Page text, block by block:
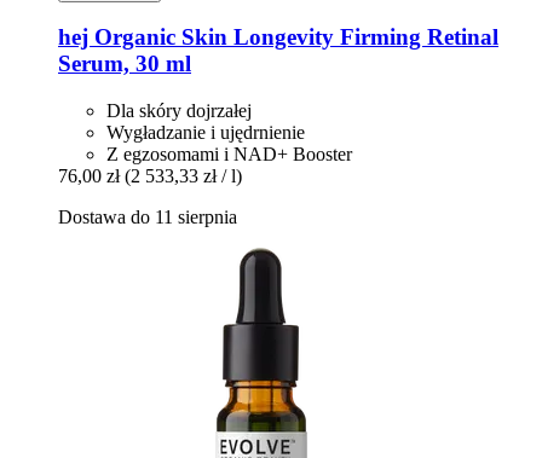
hej Organic Skin Longevity Firming Retinal
Serum, 30 ml
Dla skóry dojrzałej
Wygładzanie i ujędrnienie
Z egzosomami i NAD+ Booster
76,00 zł (2 533,33 zł / l)
Dostawa do 11 sierpnia